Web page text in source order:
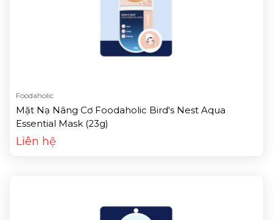
Foodaholic
Mặt Nạ Nâng Cơ Foodaholic Bird's Nest Aqua
Essential Mask (23g)
Liên hệ